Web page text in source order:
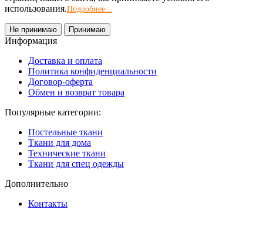
использования.Подробнее...
Не принимаю Принимаю
Информация
Доставка и оплата
Политика конфиденциальности
Договор-оферта
Обмен и возврат товара
Популярные категории:
Постельные ткани
Ткани для дома
Технические ткани
Ткани для спец одежды
Дополнительно
Контакты